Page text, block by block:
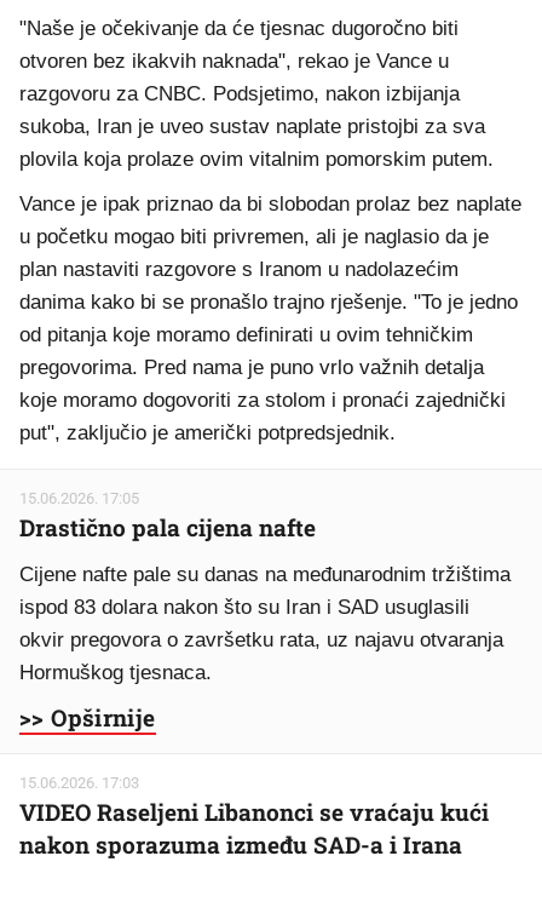
"Naše je očekivanje da će tjesnac dugoročno biti
otvoren bez ikakvih naknada", rekao je Vance u
razgovoru za CNBC. Podsjetimo, nakon izbijanja
sukoba, Iran je uveo sustav naplate pristojbi za sva
plovila koja prolaze ovim vitalnim pomorskim putem.
Vance je ipak priznao da bi slobodan prolaz bez naplate
u početku mogao biti privremen, ali je naglasio da je
plan nastaviti razgovore s Iranom u nadolazećim
danima kako bi se pronašlo trajno rješenje. "To je jedno
od pitanja koje moramo definirati u ovim tehničkim
pregovorima. Pred nama je puno vrlo važnih detalja
koje moramo dogovoriti za stolom i pronaći zajednički
put", zaključio je američki potpredsjednik.
15.06.2026. 17:05
Drastično pala cijena nafte
Cijene nafte pale su danas na međunarodnim tržištima
ispod 83 dolara nakon što su Iran i SAD usuglasili
okvir pregovora o završetku rata, uz najavu otvaranja
Hormuškog tjesnaca.
>> Opširnije
15.06.2026. 17:03
VIDEO Raseljeni Libanonci se vraćaju kući
nakon sporazuma između SAD-a i Irana